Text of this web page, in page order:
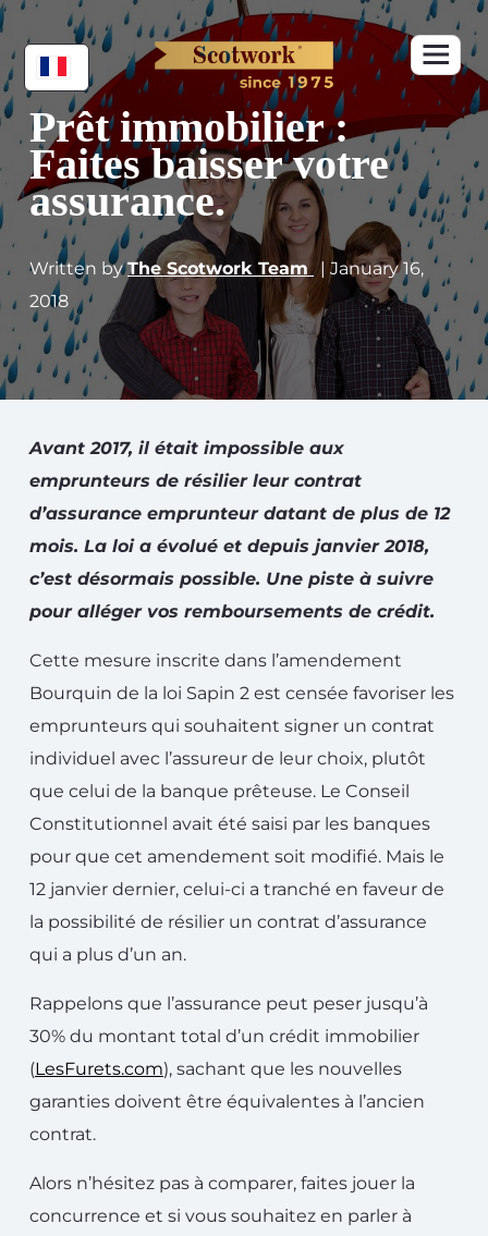
Prêt immobilier :
Faites baisser votre
assurance.
Written byThe Scotwork Team | January 16,
2018
Avant 2017, il était impossible aux
emprunteurs de résilier leur contrat
d’assurance emprunteur datant de plus de 12
mois. La loi a évolué et depuis janvier 2018,
c’est désormais possible. Une piste à suivre
pour alléger vos remboursements de crédit.
Cette mesure inscrite dans l’amendement
Bourquin de la loi Sapin 2 est censée favoriser les
emprunteurs qui souhaitent signer un contrat
individuel avec l’assureur de leur choix, plutôt
que celui de la banque prêteuse. Le Conseil
Constitutionnel avait été saisi par les banques
pour que cet amendement soit modifié. Mais le
12 janvier dernier, celui-ci a tranché en faveur de
la possibilité de résilier un contrat d’assurance
qui a plus d’un an.
Rappelons que l’assurance peut peser jusqu’à
30% du montant total d’un crédit immobilier
(LesFurets.com), sachant que les nouvelles
garanties doivent être équivalentes à l’ancien
contrat.
Alors n’hésitez pas à comparer, faites jouer la
concurrence et si vous souhaitez en parler à